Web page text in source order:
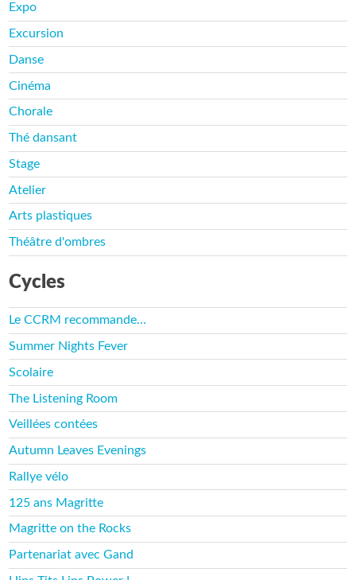
Expo
Excursion
Danse
Cinéma
Chorale
Thé dansant
Stage
Atelier
Arts plastiques
Théâtre d'ombres
Cycles
Le CCRM recommande…
Summer Nights Fever
Scolaire
The Listening Room
Veillées contées
Autumn Leaves Evenings
Rallye vélo
125 ans Magritte
Magritte on the Rocks
Partenariat avec Gand